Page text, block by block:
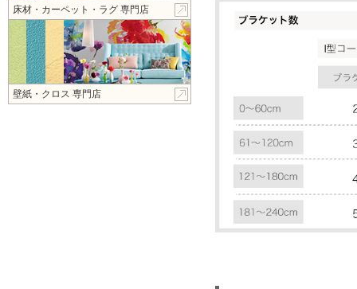
床材・カーペット・ラグ 専門店
壁紙・クロス 専門店